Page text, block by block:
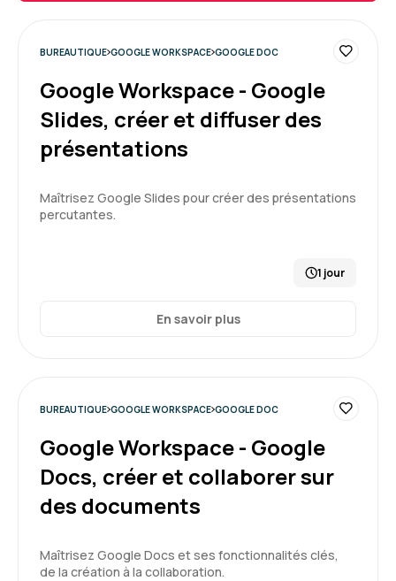
Formation : Google Workspace - Google Slides, créer
Formation très enrichissante avec des astuces
Formation : Google Workspace - Google Docs, créer
Ce fut une très bonne formation et conseillerai
votre organisme à tout adhérent qui cherche
un organisme. C'est top !
Formation : Google Workspace - Google Slides, créer
et diffuser des présentations
BUREAUTIQUE GOOGLE WORKSPACE GOOGLE DOC
Google Workspace - Google
Slides, créer et diffuser des
présentations
Maîtrisez Google Slides pour créer des présentations
percutantes.
1 jour
En savoir plus
BUREAUTIQUE GOOGLE WORKSPACE GOOGLE DOC
Google Workspace - Google
Docs, créer et collaborer sur
des documents
Maîtrisez Google Docs et ses fonctionnalités clés,
de la création à la collaboration.